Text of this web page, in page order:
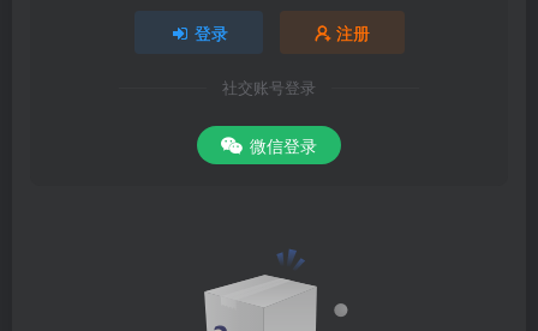
登录 注册
社交账号登录
微信登录